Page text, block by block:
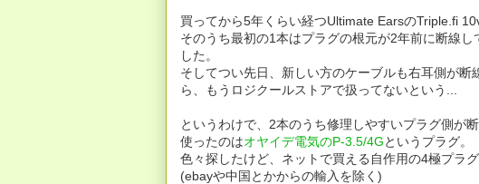
買ってから5年くらい経つUltimate EarsのTriple.fi
そのうち最初の1本はプラグの根元が2年前に断線
した。
そしてつい先日、新しい方のケーブルも右耳側が
ら、もうロジクールストアで扱ってないという...
というわけで、2本のうち修理しやすいプラグ側が
使ったのはオヤイデ電気のP-3.5/4Gというプラグ。
色々探したけど、ネットで買える自作用の4極プラ
(ebayや中国とかからの輸入を除く)